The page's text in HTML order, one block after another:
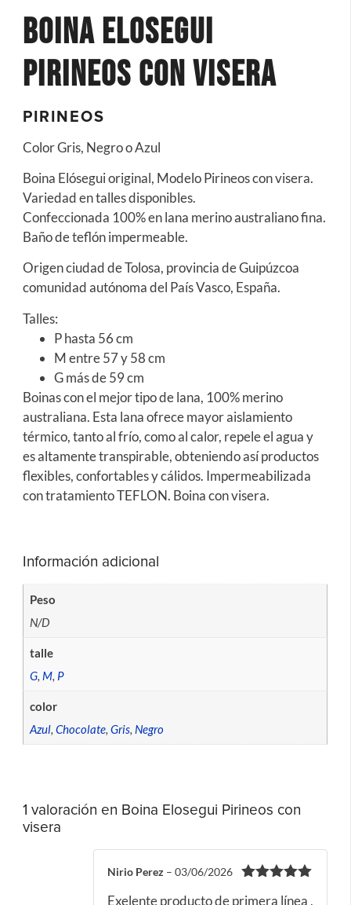
Boina Elosegui
Pirineos con visera
PIRINEOS
Color Gris, Negro o Azul
Boina Elósegui original, Modelo Pirineos con visera.
Variedad en talles disponibles.
Confeccionada 100% en lana merino australiano fina.
Baño de teflón impermeable.
Origen ciudad de Tolosa, provincia de Guipúzcoa
comunidad autónoma del País Vasco, España.
Talles:
P hasta 56 cm
M entre 57 y 58 cm
G más de 59 cm
Boinas con el mejor tipo de lana, 100% merino
australiana. Esta lana ofrece mayor aislamiento
térmico, tanto al frío, como al calor, repele el agua y
es altamente transpirable, obteniendo así productos
flexibles, confortables y cálidos. Impermeabilizada
con tratamiento TEFLON. Boina con visera.
Información adicional
Peso
N/D
talle
G, M, P
color
Azul, Chocolate, Gris, Negro
1 valoración en Boina Elosegui Pirineos con
visera
Nirio Perez – 03/06/2026
Exelente producto de primera línea ,